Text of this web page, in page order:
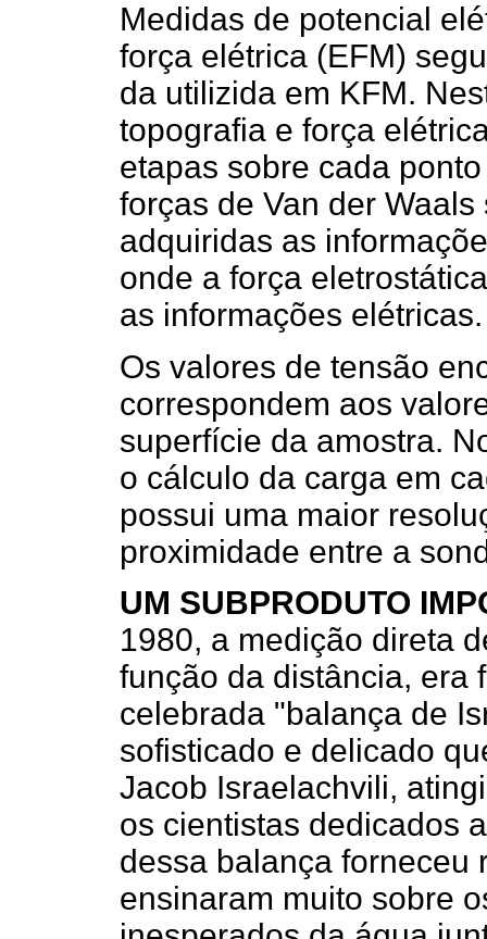
Medidas de potencial
força elétrica (EFM)
da utilizida em KFM.
topografia e força
etapas sobre cada
forças de Van der
adquiridas as
onde a força
as informações elétricas.
Os valores de tensão
correspondem aos
superfície da amostra.
o cálculo da carga em
possui uma maior
proximidade entre a
UM SUBPRODUTO
1980, a medição direta
função da distância, era
celebrada "balança de
sofisticado e delicado
Jacob Israelachvili,
os cientistas dedicados
dessa balança forneceu
ensinaram muito sobre